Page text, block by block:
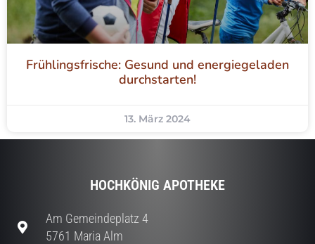
Frühlingsfrische: Gesund und energiegeladen
durchstarten!
13. März 2024
HOCHKÖNIG APOTHEKE
Am Gemeindeplatz 4
5761 Maria Alm